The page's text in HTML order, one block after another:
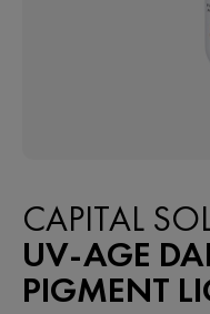
CAPITAL
UV-AGE
PIGMENT